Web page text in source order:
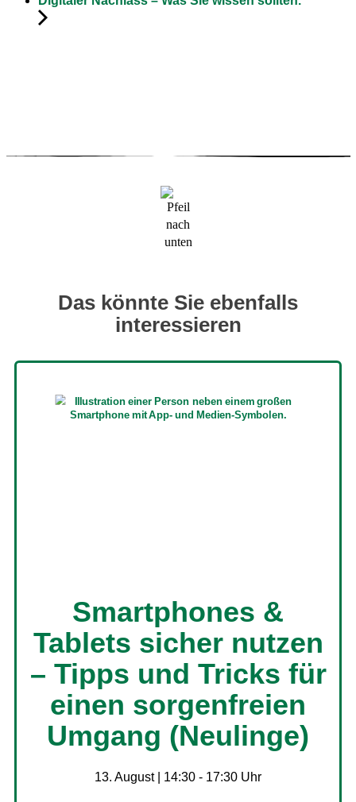
Das könnte Sie ebenfalls
interessieren
Smartphones &
Tablets sicher nutzen
– Tipps und Tricks für
einen sorgenfreien
Umgang (Neulinge)
13. August | 14:30 - 17:30